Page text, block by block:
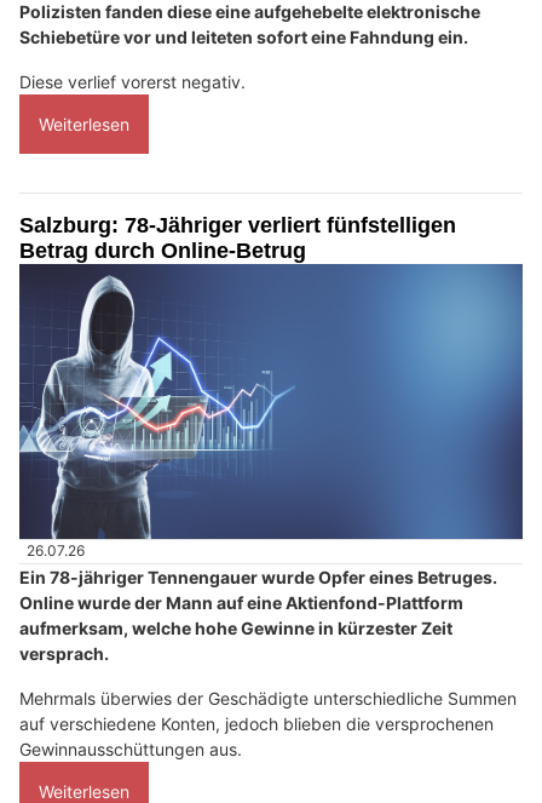
Polizisten fanden diese eine aufgehebelte elektronische
Schiebetüre vor und leiteten sofort eine Fahndung ein.
Diese verlief vorerst negativ.
Weiterlesen
Salzburg: 78-Jähriger verliert fünfstelligen
Betrag durch Online-Betrug
26.07.26
Ein 78-jähriger Tennengauer wurde Opfer eines Betruges.
Online wurde der Mann auf eine Aktienfond-Plattform
aufmerksam, welche hohe Gewinne in kürzester Zeit
versprach.
Mehrmals überwies der Geschädigte unterschiedliche Summen
auf verschiedene Konten, jedoch blieben die versprochenen
Gewinnausschüttungen aus.
Weiterlesen